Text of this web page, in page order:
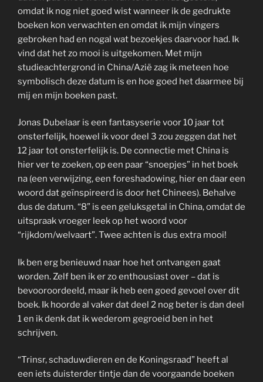
omdat ik nog niet goed wist wanneer ik de gedrukte
boeken kon verwachten en omdat ik mijn vingers
gebroken had en nogal wat bezoekjes daarvoor had. Ik
vind dat het zo mooi is uitgekomen. Met mijn
studieachtergrond in China/Azië zag ik meteen hoe
symbolisch deze datum is en hoe goed het daarmee bij
mij en mijn boeken past.
Jonas Dubelaar is een fantasyserie voor 10 jaar tot
onsterfelijk, hoewel ik voor deel 3 zou zeggen dat het
12 jaar tot onsterfelijk is. De connectie met China is
hier ver te zoeken, op een paar “snoepjes” in het boek
na (een verwijzing, een foreshadowing, hier en daar een
woord dat geïnspireerd is door het Chinees). Behalve
dus de datum. “8” is een geluksgetal in China, omdat de
uitspraak vroeger leek op het woord voor
“rijkdom/welvaart”. Twee achten is dus extra mooi!
Ik ben erg benieuwd naar hoe het ontvangen gaat
worden. Zelf ben ik er zo enthousiast over – dat is
bevooroordeeld, maar ik heb een goed gevoel over dit
boek. Ik hoorde al vaker dat deel 2 nog beter is dan deel
1 en ik denk dat ik wederom gegroeid ben in het
schrijven.
“Trinsr, schaduwdieren en de Koningsraad” heeft al
een iets duisterder tintje dan de voorgaande boeken